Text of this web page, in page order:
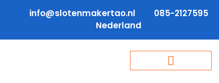
info@slotenmakertao.nl
085-2127595
Nederland